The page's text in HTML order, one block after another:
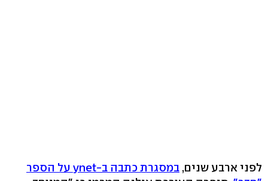
לפני ארבע שנים,
במסגרת כתבה ב-ynet על הספר